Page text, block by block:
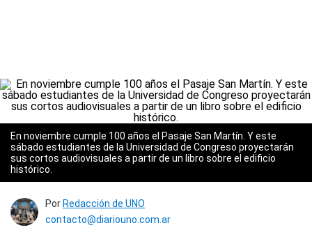
En noviembre cumple 100 años el Pasaje San Martín. Y este
sábado estudiantes de la Universidad de Congreso proyectarán
sus cortos audiovisuales a partir de un libro sobre el edificio
histórico.
Por Redacción de UNO
contacto@diariouno.com.ar